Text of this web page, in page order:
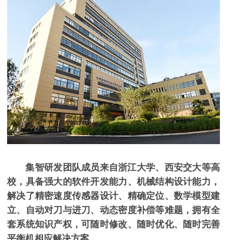
集智研发团队成员来自浙江大学、西安交大等高
校，具备强大的软件开发能力、机械结构设计能力，
解决了精密速度传感器设计、精确定位、数学模型建
立、自动对刀与进刀、动态密度补偿等难题，拥有全
套系统知识产权，可随时修改、随时优化、随时完善